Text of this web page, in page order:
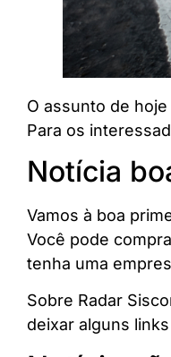
O assunto de
Para os
Notícia
Vamos à boa
Você pode
tenha uma
Sobre Radar
deixar alguns